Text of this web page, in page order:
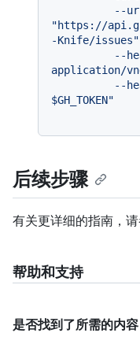
"https://
-Knife/
application/
后续步骤
有关更详细的指南，
帮助和支持
是否找到了所需的内容